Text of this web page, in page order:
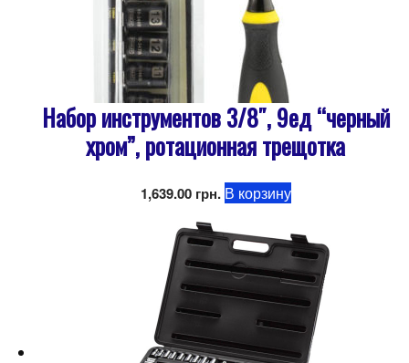
Набор инструментов 3/8″, 9ед “черный
хром”, ротационная трещотка
1,639.00 грн. В корзину